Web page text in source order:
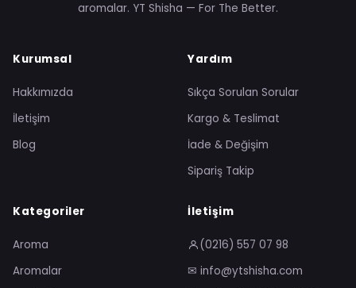
aromalar. YT Shisha — For The Better.
Kurumsal
Hakkımızda
İletişim
Blog
Yardım
Sıkça Sorulan Sorular
Kargo & Teslimat
İade & Değişim
Sipariş Takip
Kategoriler
Aroma
Aromalar
İletişim
(0216) 557 07 98
✉ info@ytshisha.com